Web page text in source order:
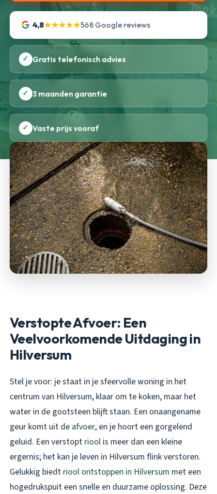
4,8★★★★★568 Google reviews
✓ Gratis telefonisch advies
✓ 3 maanden garantie
✓ Vaste prijs vooraf
Verstopte Afvoer: Een
Veelvoorkomende Uitdaging in
Hilversum
Stel je voor: je staat in je sfeervolle woning in het
centrum van Hilversum, klaar om te koken, maar het
water in de gootsteen blijft staan. Een onaangename
geur komt uit de afvoer, en je hoort een gorgelend
geluid. Een verstopt riool is meer dan een kleine
ergernis; het kan je leven in Hilversum flink verstoren.
Gelukkig biedt riool ontstoppen in Hilversum met een
hogedrukspuit een snelle en duurzame oplossing. Deze